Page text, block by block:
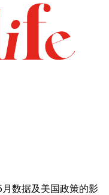
数据及美国政策的影